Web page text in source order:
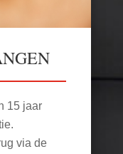
15 jaar
via de